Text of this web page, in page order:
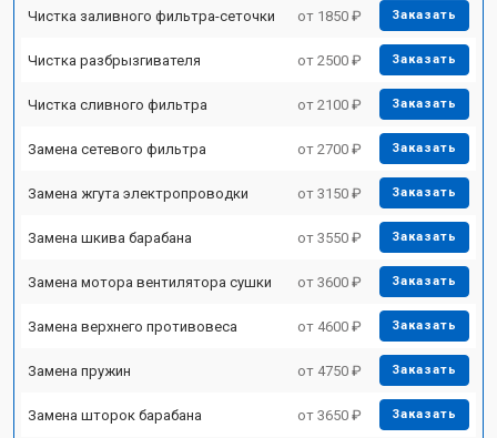
Чистка заливного фильтра-сеточки от 1850 ₽ Заказать
Чистка разбрызгивателя от 2500 ₽ Заказать
Чистка сливного фильтра от 2100 ₽ Заказать
Замена сетевого фильтра от 2700 ₽ Заказать
Замена жгута электропроводки от 3150 ₽ Заказать
Замена шкива барабана от 3550 ₽ Заказать
Замена мотора вентилятора сушки от 3600 ₽ Заказать
Замена верхнего противовеса от 4600 ₽ Заказать
Замена пружин от 4750 ₽ Заказать
Замена шторок барабана от 3650 ₽ Заказать